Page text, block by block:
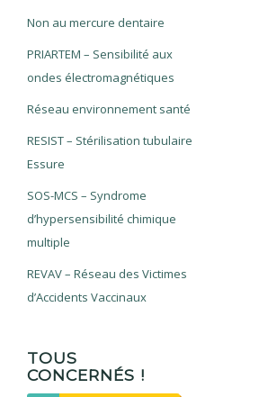
Non au mercure dentaire
PRIARTEM – Sensibilité aux
ondes électromagnétiques
Réseau environnement santé
RESIST – Stérilisation tubulaire
Essure
SOS-MCS – Syndrome
d’hypersensibilité chimique
multiple
REVAV – Réseau des Victimes
d’Accidents Vaccinaux
TOUS
CONCERNÉS !